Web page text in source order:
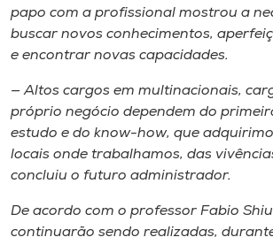
papo com a profissional mostrou a
buscar novos conhecimentos,
e encontrar novas capacidades.
— Altos cargos em multinacionais,
próprio negócio dependem do
estudo e do know-how, que
locais onde trabalhamos, das
concluiu o futuro administrador.
De acordo com o professor Fabio
continuarão sendo realizadas,